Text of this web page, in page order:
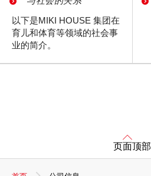
以下是MIKI HOUSE 集团在
育儿和体育等领域的社会事
业的简介。
页面顶部